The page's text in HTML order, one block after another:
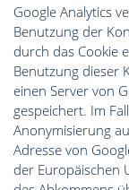
Google Analytics
Benutzung der
durch das Cookie
Benutzung dieser
einen Server von
gespeichert. Im
Anonymisierung
Adresse von
der Europäischen